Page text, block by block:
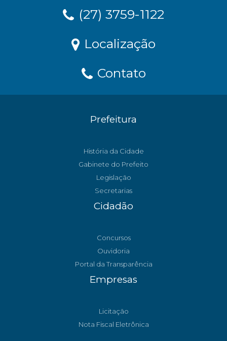
(27) 3759-1122
Localização
Contato
Prefeitura
História da Cidade
Gabinete do Prefeito
Legislação
Secretarias
Cidadão
Concursos
Ouvidoria
Portal da Transparência
Empresas
Licitação
Nota Fiscal Eletrônica